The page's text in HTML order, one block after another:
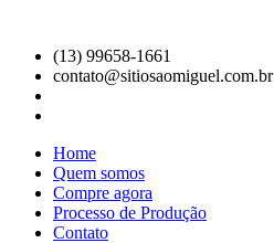
conteúdo
(13) 99658-1661
contato@sitiosaomiguel.com.br
Home
Quem somos
Compre agora
Processo de Produção
Contato